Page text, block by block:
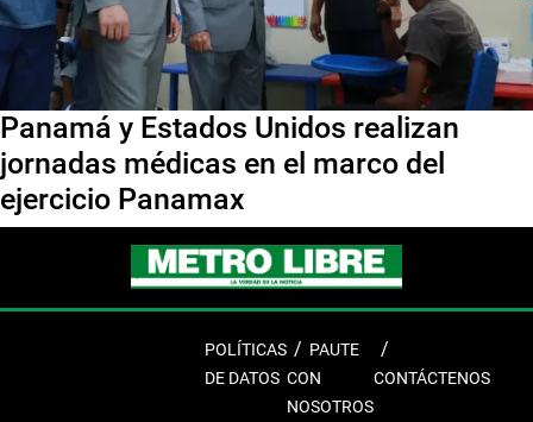
Panamá y Estados Unidos realizan
jornadas médicas en el marco del
ejercicio Panamax
POLÍTICAS
DE DATOS
PAUTE
CON
NOSOTROS
CONTÁCTENOS